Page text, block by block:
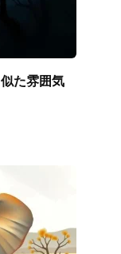
た雰囲気